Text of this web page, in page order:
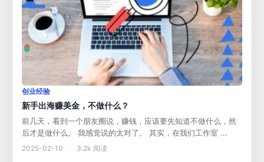
创业经验
新手出海赚美金，不做什么？
前几天，看到一个朋友圈说，赚钱，应该要先知道不做什么，然
后才是做什么。 我感觉说的太对了。 其实，在我们工作室 ...
2025-02-10 · 3.2k 阅读